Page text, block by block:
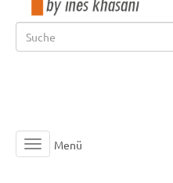
Toggle
navigation
Menü